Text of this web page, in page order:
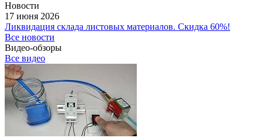
Новости
17 июня 2026
Ликвидация склада листовых материалов. Скидка 60%!
Все новости
Видео-обзоры
Все видео